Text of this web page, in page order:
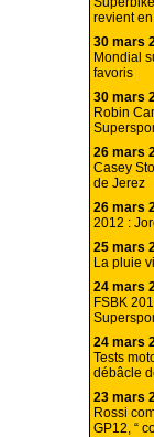
revient
30 mars
Mondial
favoris
30 mars
Robin
26 mars
Casey
de Jerez
26 mars
2012 :
25 mars
La pluie
24 mars
FSBK
24 mars
Tests
débâcle
23 mars
Rossi
GP12, “